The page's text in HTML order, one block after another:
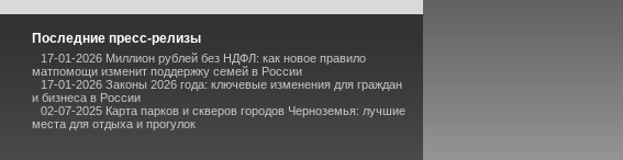
Последние пресс-релизы
17-01-2026 Миллион рублей без НДФЛ: как новое правило
матпомощи изменит поддержку семей в России
17-01-2026 Законы 2026 года: ключевые изменения для граждан
и бизнеса в России
02-07-2025 Карта парков и скверов городов Черноземья: лучшие
места для отдыха и прогулок